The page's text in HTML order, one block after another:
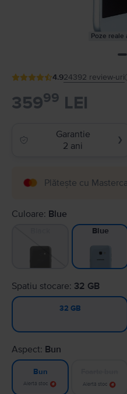
Poze reale
4.924392 review-uri
35999 LEI
Garantie
2 ani
❯
Plătește cu
Culoare: Blue
Blue
Spatiu stocare: 32 GB
32 GB
Aspect: Bun
Bun
Alertă stoc Alertă stoc